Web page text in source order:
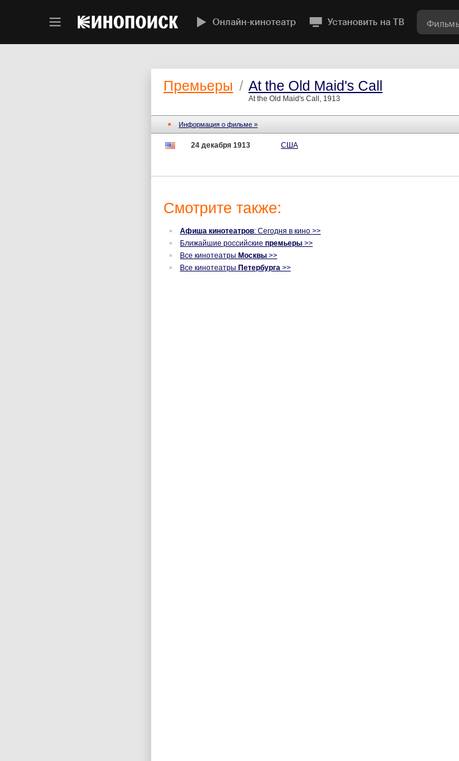
Онлайн-кинотеатр Установить на ТВ
Премьеры / At the Old Maid's Call
At the Old Maid's Call, 1913
Информация о фильме »
24 декабря 1913 США
Смотрите также:
Афиша кинотеатров: Сегодня в кино >>
Ближайшие российские премьеры >>
Все кинотеатры Москвы >>
Все кинотеатры Петербурга >>